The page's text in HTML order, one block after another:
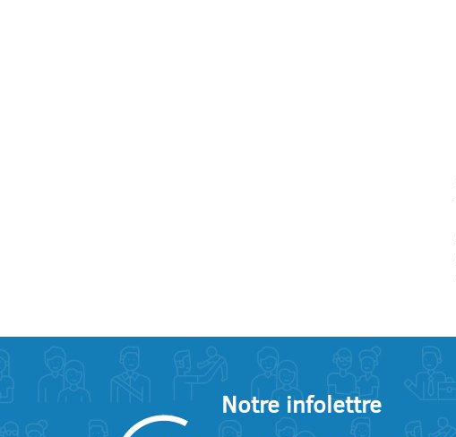
Notre infolettre